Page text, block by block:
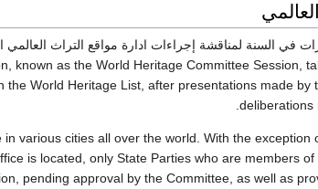
known as the World Heritage Committee Session,
the World Heritage List, after presentations made by
deliberations
various cities all over the world. With the exception
is located, only State Parties who are members
pending approval by the Committee, as well as